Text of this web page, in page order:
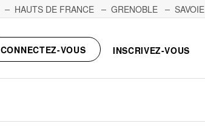
HAUTS DE FRANCE GRENOBLE
SAVOIE
CONNECTEZ-VOUS INSCRIVEZ-VOUS